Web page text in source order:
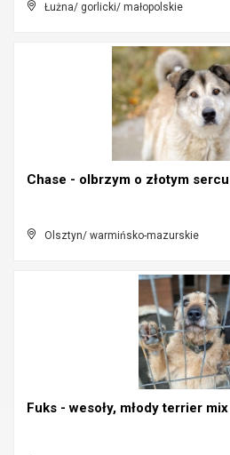
Łużna/ gorlicki/ małopolskie
Chase - olbrzym o złotym sercu
Olsztyn/ warmińsko-mazurskie
Fuks - wesoły, młody terrier